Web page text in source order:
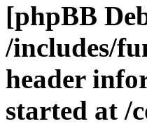
[phpBB
/includes/
header
started at /